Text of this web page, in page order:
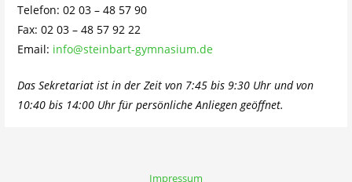
Telefon: 02 03 – 48 57 90
Fax: 02 03 – 48 57 92 22
Email: info@steinbart-gymnasium.de
Das Sekretariat ist in der Zeit von 7:45 bis 9:30 Uhr und von
10:40 bis 14:00 Uhr für persönliche Anliegen geöffnet.
Impressum